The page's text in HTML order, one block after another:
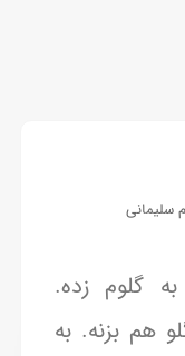
سلیمانی
گلوم زده.
هم بزنه. به